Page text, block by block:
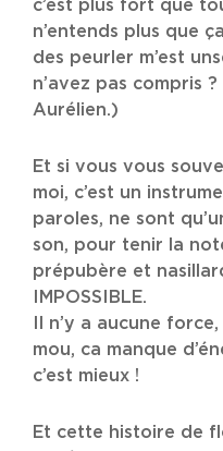
c’est plus fort que
n’entends plus que
des peurler m’est
n’avez pas compris
Aurélien.)
Et si vous vous
moi, c’est un
paroles, ne sont
son, pour tenir la
prépubère et
IMPOSSIBLE.
Il n’y a aucune
mou, ca manque
c’est mieux !
Et cette histoire de